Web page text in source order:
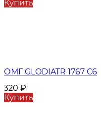
Купить
ОМГ GLODIATR 1767 С6
320 ₽
Купить